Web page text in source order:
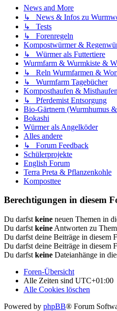
News and More
↳ News & Infos zu
↳ Tests
↳ Forenregeln
Kompostwürmer &
↳ Würmer als Futtertiere
Wurmfarm & Wurmkiste &
↳ Reln Wurmfarmen &
↳ Wurmfarm Tagebücher
Komposthaufen & Misthaufen
↳ Pferdemist Entsorgung
Bio-Gärtnern (Wurmhumus
Bokashi
Würmer als Angelköder
Alles andere
↳ Forum Feedback
Schülerprojekte
English Forum
Terra Preta & Pflanzenkohle
Komposttee
Berechtigungen in diesem
Du darfst keine neuen Themen in
Du darfst keine Antworten zu
Du darfst deine Beiträge in diesem
Du darfst deine Beiträge in diesem
Du darfst keine Dateianhänge in
Foren-Übersicht
Alle Zeiten sind UTC+01:00
Alle Cookies löschen
Powered by phpBB® Forum